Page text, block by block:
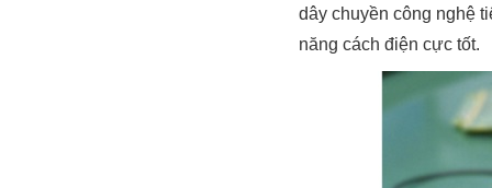
dây chuyền công nghệ
năng cách điện cực tốt.